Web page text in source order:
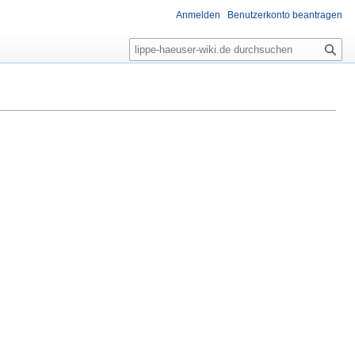
Anmelden Benutzerkonto beantragen
S
u
e